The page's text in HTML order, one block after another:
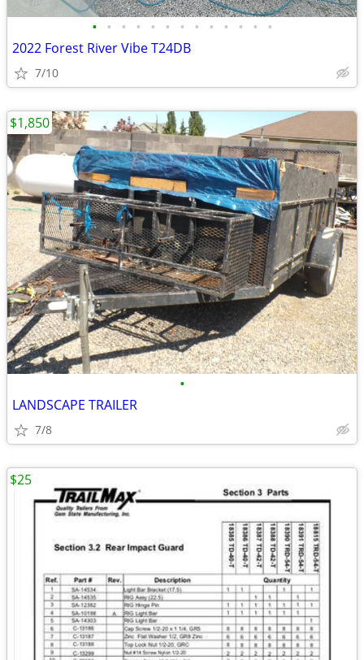
• • • • • • • • • • • • •
2022 Forest River Vibe T24DB
7/10
•
LANDSCAPE TRAILER
7/8
$1,850
$25